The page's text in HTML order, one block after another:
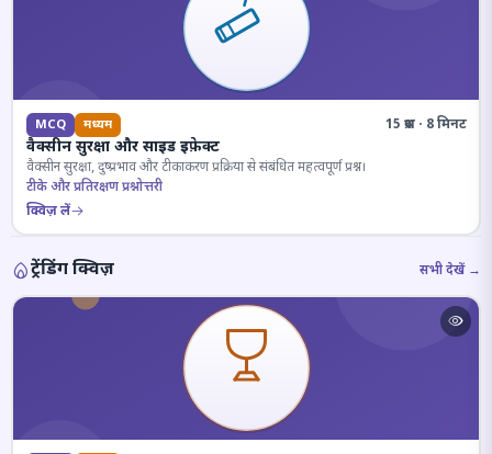
MCQ मध्यम 15 प्रश्न · 8 मिनट
वैक्सीन सुरक्षा और साइड इफ़ेक्ट
वैक्सीन सुरक्षा, दुष्प्रभाव और टीकाकरण प्रक्रिया से संबंधित महत्वपूर्ण प्रश्न।
टीके और प्रतिरक्षण प्रश्नोत्तरी
क्विज़ लें
ट्रेंडिंग क्विज़ सभी देखें →